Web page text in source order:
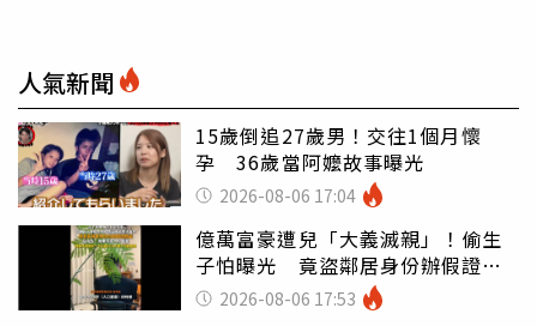
人氣新聞
15歲倒追27歲男！交往1個月懷
孕 36歲當阿嬤故事曝光
2026-08-06 17:04
億萬富豪遭兒「大義滅親」！偷生
子怕曝光 竟盜鄰居身份辦假證落
戶 2026-08-06 17:53